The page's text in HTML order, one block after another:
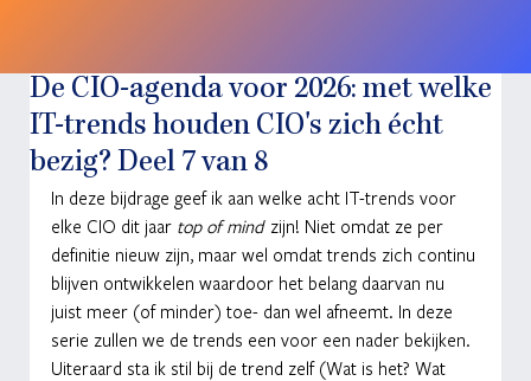
De CIO-agenda voor 2026: met welke
IT-trends houden CIO's zich écht
bezig? Deel 7 van 8
In deze bijdrage geef ik aan welke acht IT-trends voor
elke CIO dit jaar top of mind zijn! Niet omdat ze per
definitie nieuw zijn, maar wel omdat trends zich continu
blijven ontwikkelen waardoor het belang daarvan nu
juist meer (of minder) toe- dan wel afneemt. In deze
serie zullen we de trends een voor een nader bekijken.
Uiteraard sta ik stil bij de trend zelf (Wat is het? Wat